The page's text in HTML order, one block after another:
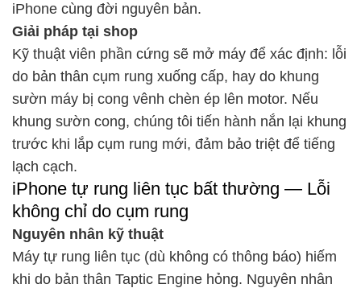
iPhone cùng đời nguyên bản.
Giải pháp tại shop
Kỹ thuật viên phần cứng sẽ mở máy để xác định: lỗi
do bản thân cụm rung xuống cấp, hay do khung
sườn máy bị cong vênh chèn ép lên motor. Nếu
khung sườn cong, chúng tôi tiến hành nắn lại khung
trước khi lắp cụm rung mới, đảm bảo triệt để tiếng
lạch cạch.
iPhone tự rung liên tục bất thường — Lỗi
không chỉ do cụm rung
Nguyên nhân kỹ thuật
Máy tự rung liên tục (dù không có thông báo) hiếm
khi do bản thân Taptic Engine hỏng. Nguyên nhân